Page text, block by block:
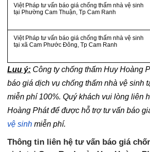
Việt Pháp tư vấn báo giá chống thấm nhà vệ sinh
tại Phường Cam Thuận, Tp Cam Ranh
Việt Pháp tư vấn báo giá chống thấm nhà vệ sinh
tại xã Cam Phước Đông, Tp Cam Ranh
Luu ý: Công ty chống thấm Huy Hoàng
báo giá dịch vụ chống thấm nhà vệ sinh
miễn phí 100%. Quý khách vui lòng liên
Hoàng Phát để được hỗ trợ tư vấn báo
vệ sinh miễn phí.
Thông tin liên hệ tư vấn báo giá